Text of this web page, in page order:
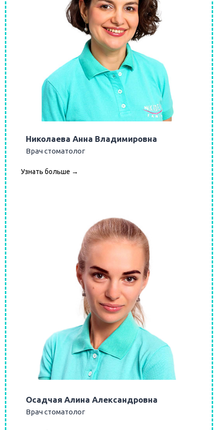
Николаева Анна Владимировна
Врач стоматолог
Узнать больше →
Осадчая Алина Александровна
Врач стоматолог